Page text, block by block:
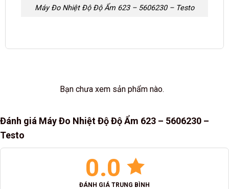
Máy Đo Nhiệt Độ Độ Ẩm 623 – 5606230 – Testo
Bạn chưa xem sản phẩm nào.
Đánh giá Máy Đo Nhiệt Độ Độ Ẩm 623 – 5606230 –
Testo
0.0
ĐÁNH GIÁ TRUNG BÌNH